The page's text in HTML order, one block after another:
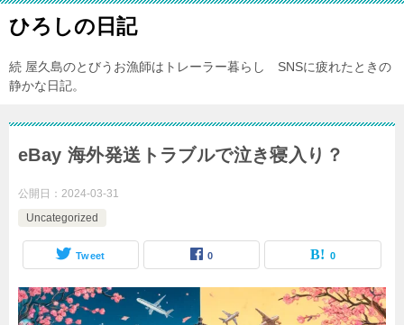
ひろしの日記
続 屋久島のとびうお漁師はトレーラー暮らし SNSに疲れたときの
静かな日記。
eBay 海外発送トラブルで泣き寝入り？
公開日： 2024-03-31
Uncategorized
Tweet 0 0